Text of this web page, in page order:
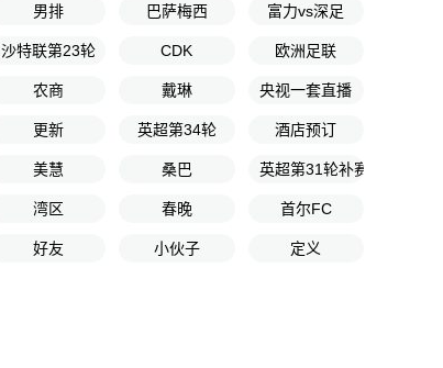
男排 巴萨梅西 富力vs深足
沙特联第23轮 CDK 欧洲足联
农商 戴琳 央视一套直播
更新 英超第34轮 酒店预订
美慧 桑巴 英超第31轮补赛
湾区 春晚 首尔FC
好友 小伙子 定义